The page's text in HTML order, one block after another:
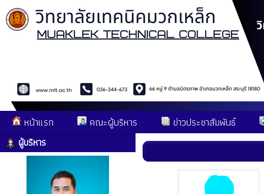
หน้าแรก คณะผู้บริหาร ข่าวประชาสัมพันธ์
ผู้บริหาร